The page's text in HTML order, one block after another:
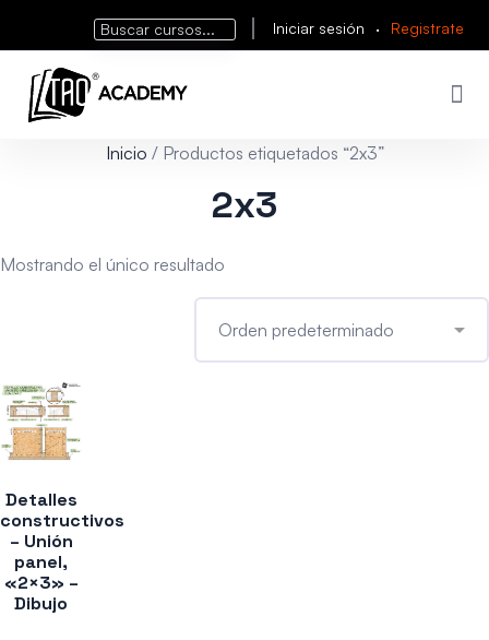
Iniciar sesión · Registrate
Inicio / Productos etiquetados “2x3”
2x3
Mostrando el único resultado
Detalles
constructivos
– Unión
panel,
«2×3» –
Dibujo